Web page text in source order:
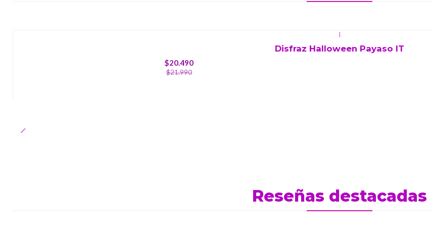
|
Disfraz Halloween Payaso IT
$20.490
$21.990
Reseñas destacadas